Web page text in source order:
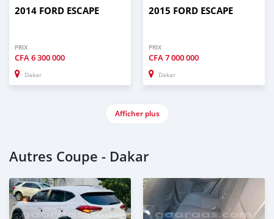
2014 FORD ESCAPE
PRIX
CFA6 300 000
Dakar
2015 FORD ESCAPE
PRIX
CFA7 000 000
Dakar
Afficher plus
Autres Coupe - Dakar